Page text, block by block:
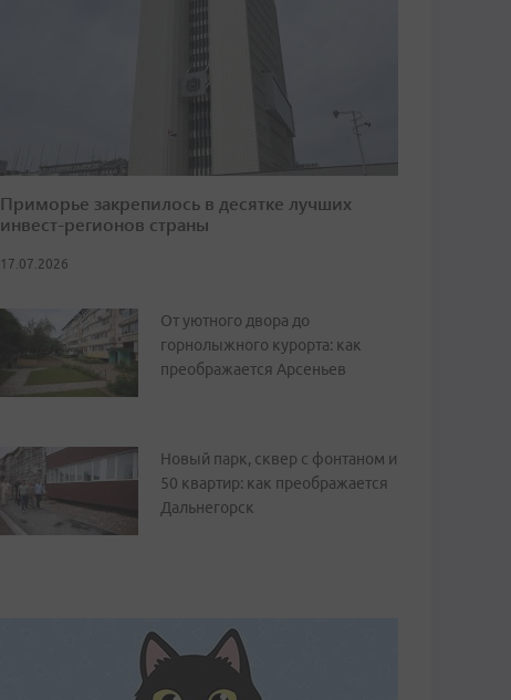
Приморье закрепилось в десятке лучших
инвест-регионов страны
17.07.2026
От уютного двора до
горнолыжного курорта: как
преображается Арсеньев
Новый парк, сквер с фонтаном и
50 квартир: как преображается
Дальнегорск